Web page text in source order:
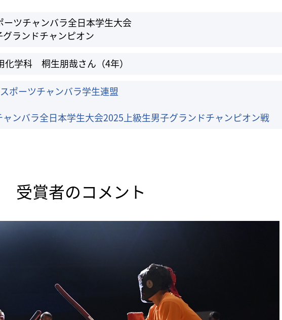
ーツチャンバラ全日本学生大会
ランドチャンピオン
化学科 桐生朋哉さん（4年）
ポーツチャンバラ学生連盟
ャンバラ全日本学生大会2025上級生男子グランドチャンピオン戦
受賞者のコメント